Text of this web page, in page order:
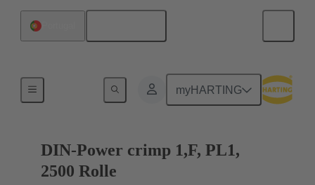
myHARTING
DIN-Power crimp 1,F, PL1,
2500 Rolle